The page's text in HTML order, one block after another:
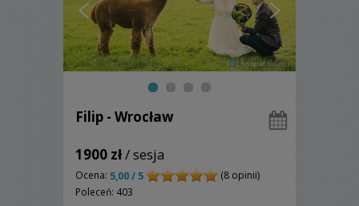
Filip - Wrocław
1900 zł/ sesja
Ocena: 5,00 / 5
(8 opinii)
Poleceń: 403